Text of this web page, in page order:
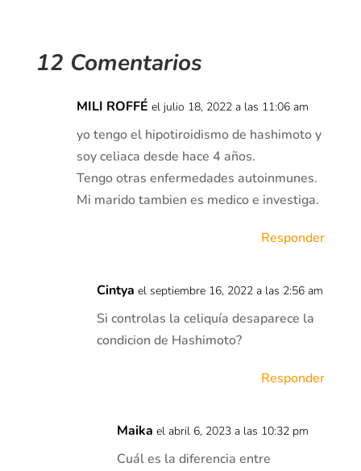
12 Comentarios
MILI ROFFÉ el julio 18, 2022 a las 11:06 am
yo tengo el hipotiroidismo de hashimoto y
soy celiaca desde hace 4 años.
Tengo otras enfermedades autoinmunes.
Mi marido tambien es medico e investiga.
Responder
Cintya el septiembre 16, 2022 a las 2:56 am
Si controlas la celiquía desaparece la
condicion de Hashimoto?
Responder
Maika el abril 6, 2023 a las 10:32 pm
Cuál es la diferencia entre